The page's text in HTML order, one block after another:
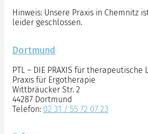
Hinweis: Unsere Praxis in Chemnitz
leider geschlossen.
Dortmund
PTL – DIE PRAXIS für therapeutische
Praxis für Ergotherapie
Wittbräucker Str. 2
44287 Dortmund
Telefon: 02 31 / 55 72 07 23